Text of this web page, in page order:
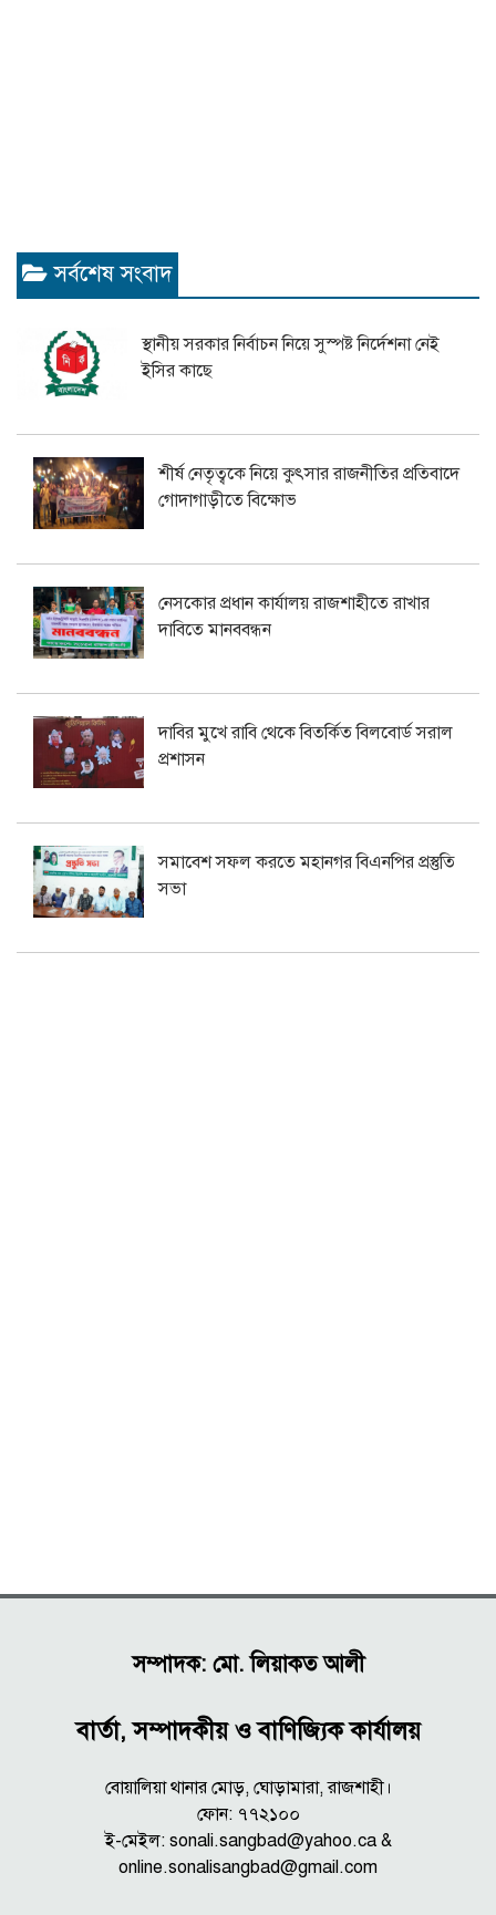
সর্বশেষ সংবাদ
স্থানীয় সরকার নির্বাচন নিয়ে সুস্পষ্ট নির্দেশনা নেই
ইসির কাছে
শীর্ষ নেতৃত্বকে নিয়ে কুৎসার রাজনীতির প্রতিবাদে
গোদাগাড়ীতে বিক্ষোভ
নেসকোর প্রধান কার্যালয় রাজশাহীতে রাখার
দাবিতে মানববন্ধন
দাবির মুখে রাবি থেকে বিতর্কিত বিলবোর্ড সরাল
প্রশাসন
সমাবেশ সফল করতে মহানগর বিএনপির প্রস্তুতি
সভা
সম্পাদক: মো. লিয়াকত আলী
বার্তা, সম্পাদকীয় ও বাণিজ্যিক কার্যালয়
বোয়ালিয়া থানার মোড়, ঘোড়ামারা, রাজশাহী।
ফোন: ৭৭২১০০
ই-মেইল: sonali.sangbad@yahoo.ca &
online.sonalisangbad@gmail.com